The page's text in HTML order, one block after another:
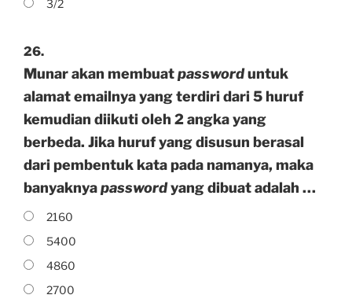
3/2
26.
Munar akan membuatpassworduntuk
alamat emailnya yang terdiri dari 5 huruf
kemudian diikuti oleh 2 angka yang
berbeda. Jika huruf yang disusun berasal
dari pembentuk kata pada namanya, maka
banyaknyapasswordyang dibuat adalah …
2160
5400
4860
2700